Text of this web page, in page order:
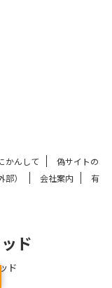
かんして
偽サイトの
） 会社案内
有
ド
ド